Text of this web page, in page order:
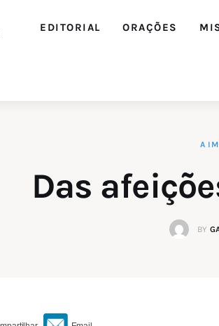
EDITORIAL ORAÇÕES
Editorial
Orações
Missa
A
Das
BY